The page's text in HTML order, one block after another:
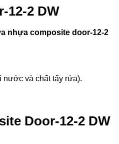
12-2 DW
nhựa composite door-12-2
nước và chất tẩy rửa).
Door-12-2 DW